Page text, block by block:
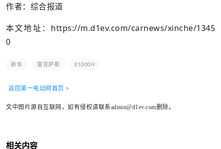
作者：综合报道
本文地址： https://m.d1ev.com/carnews/xinche/1345
0
新车 雷克萨斯 ES300H
返回第一电动网首页 >
文中图片源自互联网，如有侵权请联系admin@d1ev.com删除。
相关内容